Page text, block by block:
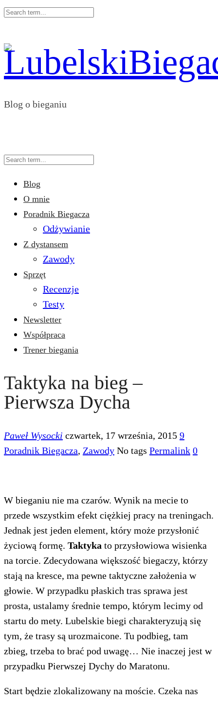
Blog o bieganiu
Blog
O mnie
Poradnik Biegacza
Odżywianie
Z dystansem
Zawody
Sprzęt
Recenzje
Testy
Newsletter
Współpraca
Trener biegania
Taktyka na bieg –
Pierwsza Dycha
Paweł Wysocki czwartek, 17 września, 2015 9
Poradnik Biegacza, Zawody No tags Permalink 0
W bieganiu nie ma czarów. Wynik na mecie to
przede wszystkim efekt ciężkiej pracy na treningach.
Jednak jest jeden element, który może przysłonić
życiową formę. Taktyka to przysłowiowa wisienka
na torcie. Zdecydowana większość biegaczy, którzy
stają na kresce, ma pewne taktyczne założenia w
głowie. W przypadku płaskich tras sprawa jest
prosta, ustalamy średnie tempo, którym lecimy od
startu do mety. Lubelskie biegi charakteryzują się
tym, że trasy są urozmaicone. Tu podbieg, tam
zbieg, trzeba to brać pod uwagę… Nie inaczej jest w
przypadku Pierwszej Dychy do Maratonu.
Start będzie zlokalizowany na moście. Czeka nas